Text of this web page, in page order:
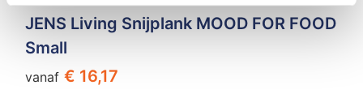
JENS Living Snijplank MOOD FOR FOOD
Small
vanaf € 16,17